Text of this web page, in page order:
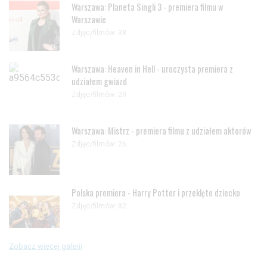
Warszawa: Planeta Singli 3 - premiera filmu w
Warszawie
Zdjęc/filmów: 38
Warszawa: Heaven in Hell - uroczysta premiera z
udziałem gwiazd
Zdjęc/filmów: 29
Warszawa: Mistrz - premiera filmu z udziałem aktorów
Zdjęc/filmów: 26
Polska premiera - Harry Potter i przeklęte dziecko
Zdjęc/filmów: 82
Zobacz więcej galerii